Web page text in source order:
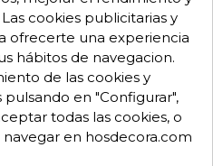
cookies publicitarias y
ofrecerte una experiencia
hábitos de navegacion.
de las cookies y
en "Configurar",
todas las cookies, o
navegar en hosdecora.com